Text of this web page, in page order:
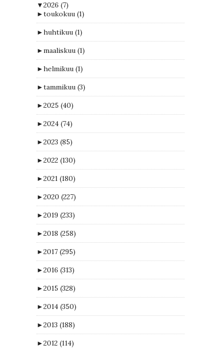
▼2026 (7)
►toukokuu (1)
►huhtikuu (1)
►maaliskuu (1)
►helmikuu (1)
►tammikuu (3)
►2025 (40)
►2024 (74)
►2023 (85)
►2022 (130)
►2021 (180)
►2020 (227)
►2019 (233)
►2018 (258)
►2017 (295)
►2016 (313)
►2015 (328)
►2014 (350)
►2013 (188)
►2012 (114)